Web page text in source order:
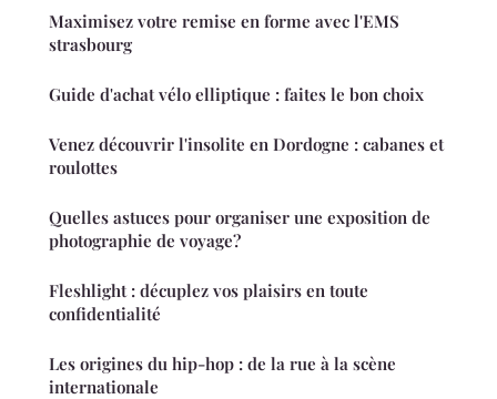
Maximisez votre remise en forme avec l'EMS
strasbourg
Guide d'achat vélo elliptique : faites le bon choix
Venez découvrir l'insolite en Dordogne : cabanes et
roulottes
Quelles astuces pour organiser une exposition de
photographie de voyage?
Fleshlight : décuplez vos plaisirs en toute
confidentialité
Les origines du hip-hop : de la rue à la scène
internationale